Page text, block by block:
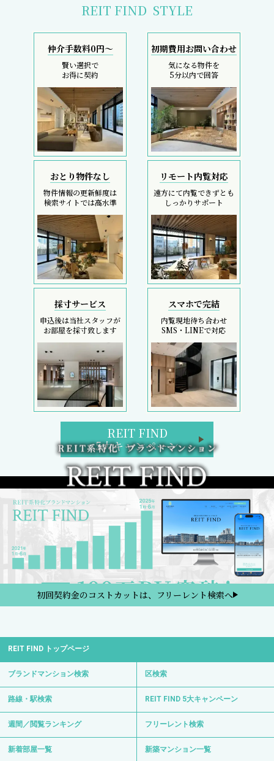
REIT FIND STYLE
仲介手数料0円～
賢い選択で
お得に契約
初期費用お問い合わせ
気になる物件を
5分以内で回答
おとり物件なし
物件情報の更新鮮度は
検索サイトでは高水準
リモート内覧対応
遠方にて内覧できずとも
しっかりサポート
採寸サービス
申込後は当社スタッフが
お部屋を採寸致します
スマホで完結
内覧現地待ち合わせ
SMS・LINEで対応
REIT FIND
5大キャンペーン
初回契約金のコストカットは、フリーレント検索へ
REIT FIND トップページ
ブランドマンション検索 区検索
路線・駅検索 REIT FIND 5大キャンペーン
週間／閲覧ランキング フリーレント検索
新着部屋一覧 新築マンション一覧